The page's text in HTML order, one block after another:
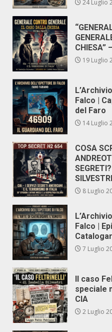
24 Luglio
19 Luglio
Falco |
del Faro
14 Luglio
COSA
SILVESTRI
8 Luglio
Falco |
7 Luglio
Il caso
speciale
CIA
2 Luglio